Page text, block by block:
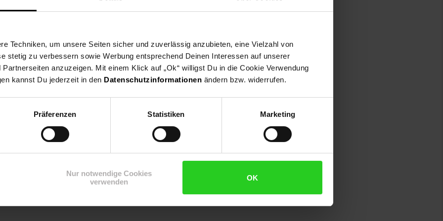
Techniken, um unsere Seiten sicher und zuverlässig anzubieten, eine Vielzahl von
stetig zu verbessern sowie Werbung entsprechend Deinen Interessen auf unserer
anzuzeigen. Mit einem Klick auf „Ok“ willigst Du in die Cookie Verwendung
kannst Du jederzeit in den Datenschutzinformationen ändern bzw. widerrufen.
Präferenzen Statistiken Marketing
Nur notwendige Cookies
verwenden
OK
107